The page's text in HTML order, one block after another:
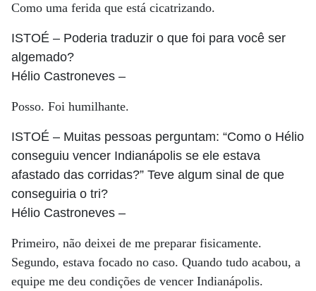
Como uma ferida que está cicatrizando.
ISTOÉ – Poderia traduzir o que foi para você ser
algemado?
Hélio Castroneves –
Posso. Foi humilhante.
ISTOÉ – Muitas pessoas perguntam: “Como o Hélio
conseguiu vencer Indianápolis se ele estava
afastado das corridas?” Teve algum sinal de que
conseguiria o tri?
Hélio Castroneves –
Primeiro, não deixei de me preparar fisicamente.
Segundo, estava focado no caso. Quando tudo acabou, a
equipe me deu condições de vencer Indianápolis.